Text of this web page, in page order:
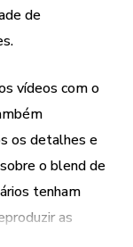
de
vídeos com o
os detalhes e
o blend de
tenham
as